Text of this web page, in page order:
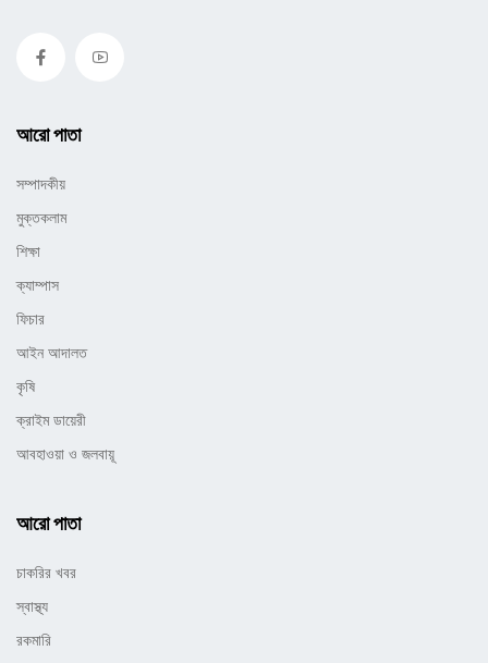
আরো পাতা
সম্পাদকীয়
মুক্তকলাম
শিক্ষা
ক্যাম্পাস
ফিচার
আইন আদালত
কৃষি
ক্রাইম ডায়েরী
আবহাওয়া ও জলবায়ূ
আরো পাতা
চাকরির খবর
স্বাস্থ্য
রকমারি